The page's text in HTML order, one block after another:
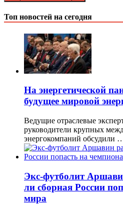
Топ новостей на сегодня
На энергетической
будущее мировой
Ведущие отраслевые
руководители крупных
энергокомпаний обсудили
Экс-футболит
ли сборная России
мира